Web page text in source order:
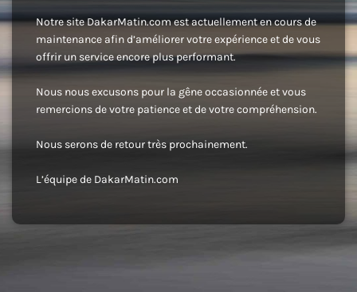
Notre site DakarMatin.com est actuellement en cours de
maintenance afin d’améliorer votre expérience et de vous
offrir un service encore plus performant.
Nous nous excusons pour la gêne occasionnée et vous
remercions de votre patience et de votre compréhension.
Nous serons de retour très prochainement.
L’équipe de DakarMatin.com